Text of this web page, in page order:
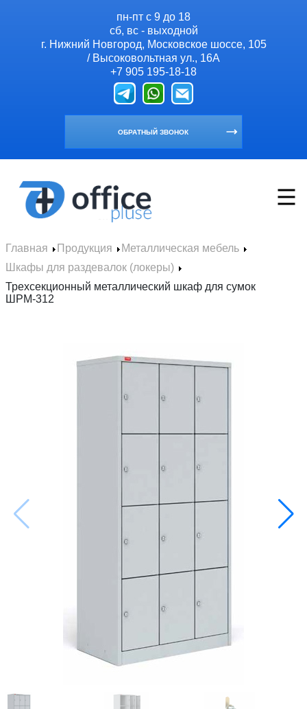
пн-пт с 9 до 18
сб, вс - выходной
г. Нижний Новгород, Московское шоссе, 105
/ Высоковольтная ул., 16А
+7 905 195-18-18
ОБРАТНЫЙ ЗВОНОК
Главная
Продукция
металлической мебели
Изготовление на заказ
Подъем на этаж
Гарантия и возврат товара
Главная Продукция
Металлическая мебель
Шкафы для раздевалок (локеры)
Трехсекционный металлический шкаф для сумок
ШРМ-312